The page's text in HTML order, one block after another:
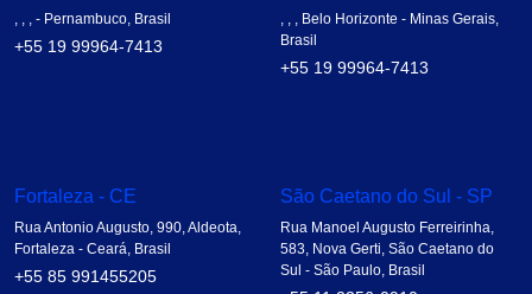
, , , - Pernambuco, Brasil
+55 19 99964-7413
, , , Belo Horizonte - Minas Gerais,
Brasil
+55 19 99964-7413
Fortaleza - CE
Rua Antonio Augusto, 990, Aldeota,
Fortaleza - Ceará, Brasil
+55 85 991455205
São Caetano do Sul - SP
Rua Manoel Augusto Ferreirinha,
583, Nova Gerti, São Caetano do
Sul - São Paulo, Brasil